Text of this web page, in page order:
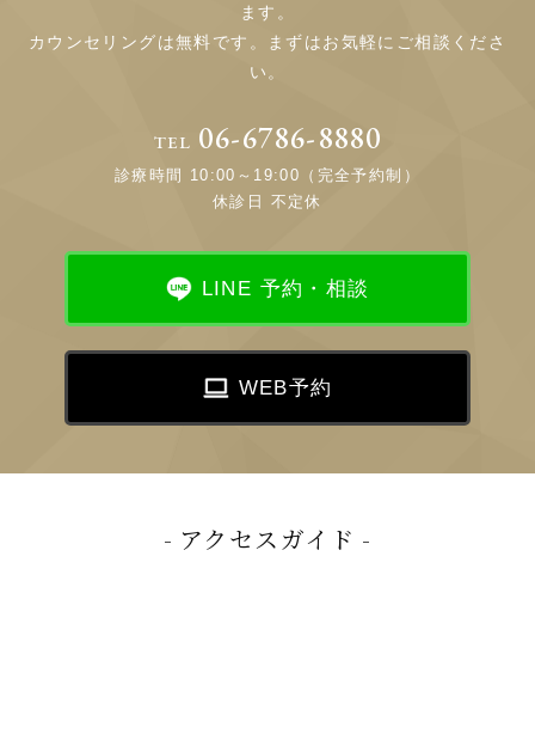
ます。
カウンセリングは無料です。まずはお気軽にご相談くださ
い。
TEL 06-6786-8880
診療時間 10:00～19:00（完全予約制）
休診日 不定休
LINE 予約・相談
WEB予約
アクセスガイド